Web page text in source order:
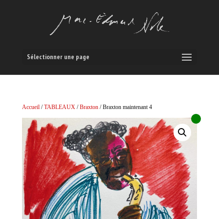
Sélectionner une page
Accueil/TABLEAUX/Braxton/ Braxton maintenant 4